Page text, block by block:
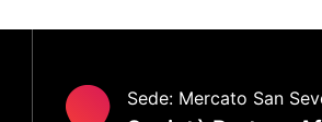
Sede: Mercato San